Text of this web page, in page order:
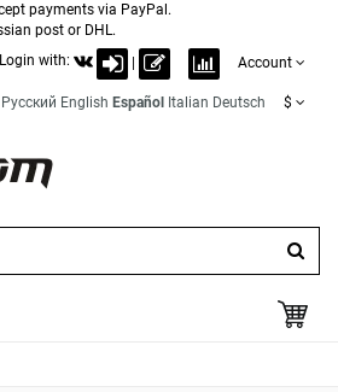
payments via PayPal.
post or DHL.
Login with:
Account
Русский English Español Italian Deutsch $